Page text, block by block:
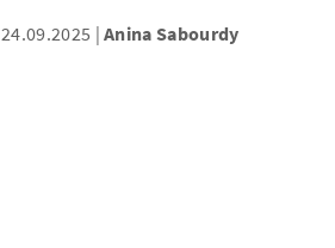
24.09.2025 Anina Sabourdy